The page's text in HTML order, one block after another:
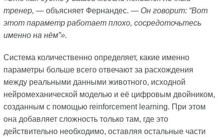
тренер, — объясняет Фернандес. — Он говорит: “Вот
этот параметр работает плохо, сосредоточьтесь
именно на нём”».
Система количественно определяет, какие именно
параметры больше всего отвечают за расхождения
между реальными данными животного, исходной
нейромеханической моделью и её цифровым двойником,
созданным с помощью reinforcement learning. При этом
она добавляет сложность только там, где это
действительно необходимо, оставляя остальные части